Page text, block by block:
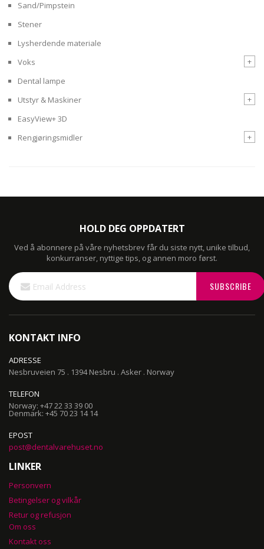
Sand/Pimpstein
Stener
Lysherdende materiale
Voks
+
Dental lampe
Utstyr & Maskiner
+
EasyView+ 3D
Rengjøringsmidler
+
HOLD DEG OPPDATERT
Ved å abonnere på våre nyhetsbrev får du siste nytt, unike tilbud,
konkurranser, nyttige tips, og annen moro først.
Sign
Up
for
SUBSCRIBE
KONTAKT INFO
ADRESSE
Nesbruveien 75 . 1394 Nesbru . Asker . Norway
TELEFON
Norway: +47 22 33 39 00
Denmark: +45 70 23 14 14
EPOST
post@dentalvarehuset.no
LINKER
Personvern
Betingelser og vilkår
Retur og refusjon
Om oss
Kontakt oss